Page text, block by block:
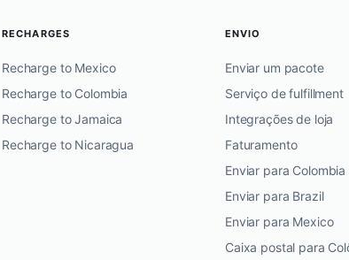
RECHARGES
Recharge to Mexico
Recharge to Colombia
Recharge to Jamaica
Recharge to Nicaragua
ENVIO
Enviar um pacote
Serviço de fulfillment
Integrações de loja
Faturamento
Enviar para Colombia
Enviar para Brazil
Enviar para Mexico
Caixa postal para